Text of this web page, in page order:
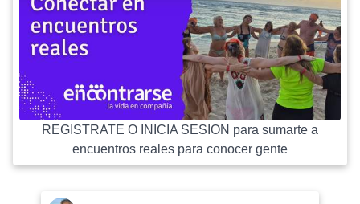
REGISTRATE O INICIA SESION para sumarte a
encuentros reales para conocer gente